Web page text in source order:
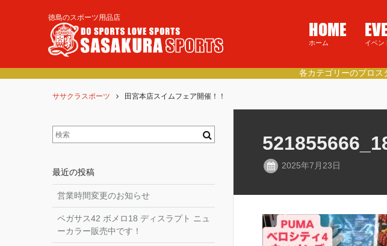
徳島のスポーツ用品店
HOME
ホーム イベン
各カテゴリーのプロス
ササクラスポーツ 田宮本店スイムフェア開催！！
2025年7月23日
最近の投稿
営業時間変更のお知らせ
ペガサス42 ボメロ18 ディスラプト ニュ
ーカラー販売中です！